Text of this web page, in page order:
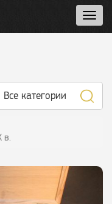
и
Все категории